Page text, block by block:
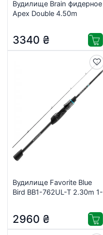
Вудилище Brain фидерное
Apex Double 4.50m
3340 ₴
Вудилище Favorite Blue
Bird BB1-762UL-T 2.30m 1-
2960 ₴